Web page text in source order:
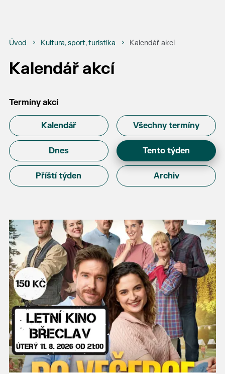
Úvod Kultura, sport, turistika Kalendář akcí
Kalendář akcí
Termíny akcí
Kalendář Všechny termíny
Dnes Tento týden
Příští týden Archiv